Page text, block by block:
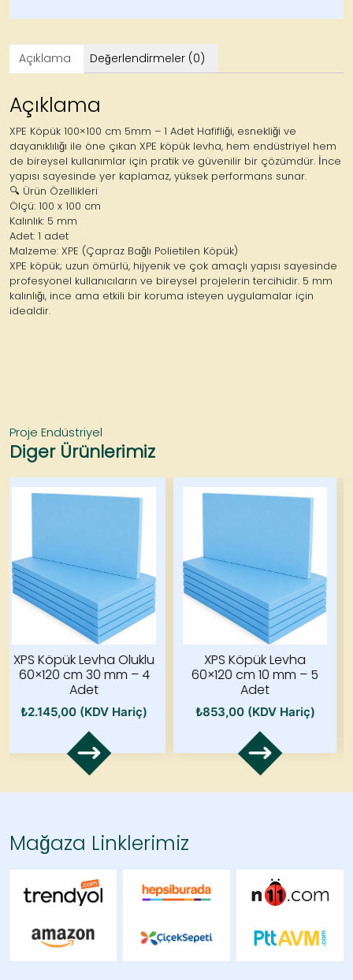
Açıklama Değerlendirmeler (0)
Açıklama
XPE Köpük 100×100 cm 5mm – 1 Adet Hafifliği, esnekliği ve
dayanıklılığı ile öne çıkan XPE köpük levha, hem endüstriyel hem
de bireysel kullanımlar için pratik ve güvenilir bir çözümdür. İnce
yapısı sayesinde yer kaplamaz, yüksek performans sunar.
🔍 Ürün Özellikleri
Ölçü: 100 x 100 cm
Kalınlık: 5 mm
Adet: 1 adet
Malzeme: XPE (Çapraz Bağlı Polietilen Köpük)
XPE köpük; uzun ömürlü, hijyenik ve çok amaçlı yapısı sayesinde
profesyonel kullanıcıların ve bireysel projelerin tercihidir. 5 mm
kalınlığı, ince ama etkili bir koruma isteyen uygulamalar için
idealdir.
Proje Endüstriyel
Diger Ürünlerimiz
Levha Oluklu
30 mm – 4
(KDV Hariç)
XPS Köpük Levha
60×120 cm 10 mm – 5
₺853,00 (KDV Hariç)
60×120
₺1.246,00
Mağaza Linklerimiz